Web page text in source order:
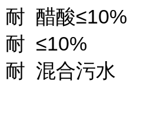
耐 醋酸≤10%
耐 ≤10%
耐 混合污水